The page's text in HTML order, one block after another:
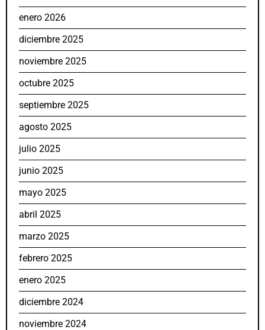
enero 2026
diciembre 2025
noviembre 2025
octubre 2025
septiembre 2025
agosto 2025
julio 2025
junio 2025
mayo 2025
abril 2025
marzo 2025
febrero 2025
enero 2025
diciembre 2024
noviembre 2024